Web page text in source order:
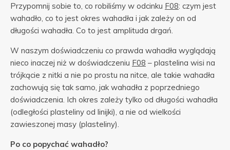
Przypomnij sobie to, co robiliśmy w odcinku F08: czym jest
wahadło, co to jest okres wahadła i jak zależy on od
długości wahadła. Co to jest amplituda drgań.
W naszym doświadczeniu co prawda wahadła wyglądają
nieco inaczej niż w doświadczeniu F08 – plastelina wisi na
trójkącie z nitki a nie po prostu na nitce, ale takie wahadła
zachowują się tak samo, jak wahadła z poprzedniego
doświadczenia. Ich okres zależy tylko od długości wahadła
(odległości plasteliny od linijki), a nie od wielkości
zawieszonej masy (plasteliny).
Po co popychać wahadło?